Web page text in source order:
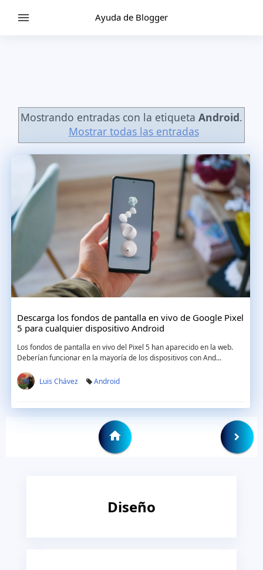
Ayuda de Blogger
Mostrando entradas con la etiqueta Android.
Mostrar todas las entradas
Descarga los fondos de pantalla en vivo de Google Pixel
5 para cualquier dispositivo Android
Los fondos de pantalla en vivo del Pixel 5 han aparecido en la web.
Deberían funcionar en la mayoría de los dispositivos con And...
Luis Chávez Android
Diseño